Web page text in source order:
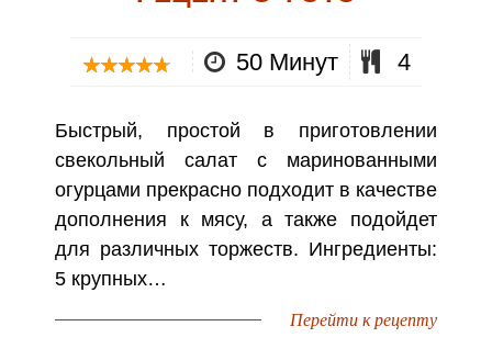
50 Минут 4
Быстрый, простой в приготовлении
свекольный салат с маринованными
огурцами прекрасно подходит в качестве
дополнения к мясу, а также подойдет
для различных торжеств. Ингредиенты:
5 крупных…
Перейти к рецепту